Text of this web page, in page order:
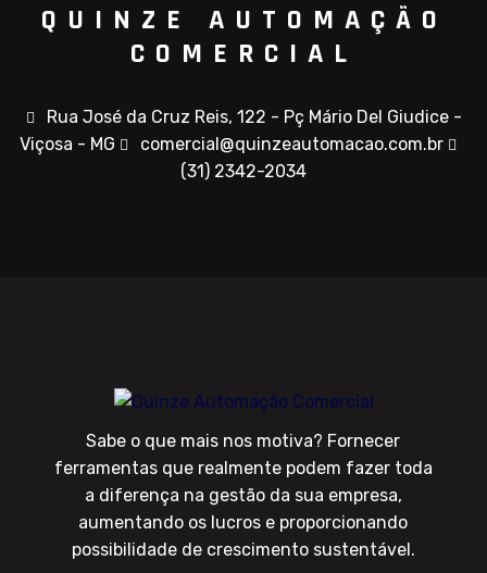
QUINZE AUTOMAÇÃO
COMERCIAL
Rua José da Cruz Reis, 122 - Pç Mário Del Giudice -
Viçosa - MG
comercial@quinzeautomacao.com.br
(31) 2342-2034
Sabe o que mais nos motiva? Fornecer
ferramentas que realmente podem fazer toda
a diferença na gestão da sua empresa,
aumentando os lucros e proporcionando
possibilidade de crescimento sustentável.